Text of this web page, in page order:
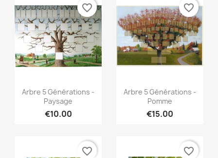
Quick view
Arbre 5 Générations -
Paysage
€10.00
favorite_border
Quick view
Arbre 5 Générations -
Pomme
€15.00
favorite_border
favorite_border favorite_border